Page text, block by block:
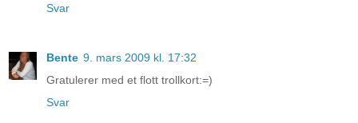
Svar
Bente 9. mars 2009 kl. 17:32
Gratulerer med et flott trollkort:=)
Svar